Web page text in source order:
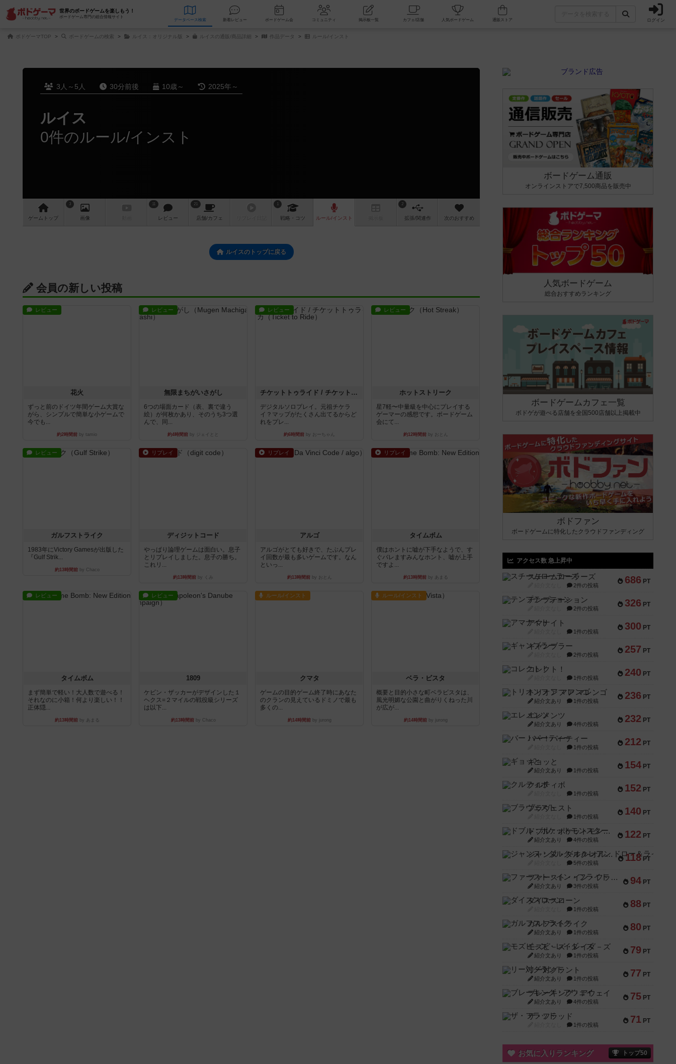
世界のボードゲームを楽しもう！
ボードゲーム専門の総合情報サイト
データベース 検索 新着レビュー ボードゲーム会 コミュニティ 掲示板一覧 カフェ/店舗 人気ボードゲーム ログイン
ボドゲーマTOP ボードゲームの検索 ルイス：オリジナル版 ルイスの通販/商品詳細 作品データ ルール/インスト
3人～5人 30分前後 10歳～ 2025年～
ルイス
0件のルール/インスト
ゲーム トップ
3
画像
11
レビュー
21
店舗/カフェ
1
戦略 ・コツ ルール/インスト
2
拡張/関連作 次のおすすめ
ルイスのトップに戻る
会員の新しい投稿
レビュー
花火
ずっと前のドイツ年間ゲーム大賞な
がら、シンプルで簡単な小ゲームで
今でも...
約2時間前 by tamio
レビュー
無限まちがいさがし
6つの場面カード（表、裏で違う
絵）が何枚かあり、そのうち3つ選
んで、同...
約4時間前 by ジェイとと
レビュー
チケットトゥライド / チケットトゥライドアメリカ
デジタルソロプレイ。元祖チケラ
イ？マップがたくさん出てるからど
れをプレ...
約6時間前 by おーちゃん
レビュー
ホットストリーク
星7軽〜中量級を中心にプレイする
ゲーマーの感想です。ボードゲーム
会にて...
約12時間前by おとん
レビュー
ガルフストライク
1983年にVictory Gamesが出版した
『Gulf Strik...
約13時間前by Chaco
リプレイ
ディジットコード
やっぱり論理ゲームは面白い。息子
とリプレイしました。息子の勝ち。
これリ...
約13時間前 by くみ
リプレイ
アルゴ
アルゴがとても好きで、たぶんプレ
イ回数が最も多いゲームです。なん
といっ...
約13時間前by おとん
リプレイ
タイムボム
僕はホントに嘘が下手なようで、す
ぐバレますみんなホント、嘘が上手
ですよ...
約13時間前by あまる
レビュー
タイムボム
まず簡単で軽い！大人数で遊べる！
それなのに小箱！何より楽しい！！
正体隠...
約13時間前by あまる
レビュー
1809
ケビン・ザッカーがデザインした１
ヘクス=２マイルの戦役級シリーズ
は以下...
約13時間前by Chaco
ルール/インスト
クマタ
ゲームの目的ゲーム終了時にあなた
のクランの見えているドミノで最も
多くの...
約14時間前by jurong
ルール/インスト
ベラ・ビスタ
概要と目的小さな町ベラビスタは、
風光明媚な公園と曲がりくねった川
が広が...
約14時間前by jurong
ボードゲーム通販
オンラインストアで7,500商品を販売中
人気ボードゲーム
総合おすすめランキング
ボードゲームカフェ一覧
ボドゲが遊べる店舗を全国500店舗以上掲載中
ボドファン
ボードゲームに特化したクラウドファンディング
アクセス数 急上昇中
686 PT
スチームローラーズ
2件の投稿
326 PT
テンプテーション
2件の投稿
300 PT
アマナイト
1件の投稿
257 PT
ギャンブラー
2件の投稿
240 PT
コレクト！
1件の投稿
236 PT
トリオンフ ア マレンゴ
紹介文あり 1件の投稿
232 PT
エレメンツ
紹介文あり 4件の投稿
212 PT
バー！パーティー
1件の投稿
154 PT
ギョッと
紹介文あり 1件の投稿
152 PT
クルティボ
1件の投稿
140 PT
ブラヴェスト
1件の投稿
122 PT
ドブル：ポケットモンスター
紹介文あり 4件の投稿
118 PT
ジャンヌ・ダルク-オルレアン ドロー＆ライト
5件の投稿
94 PT
ファースト・イン・フライト
紹介文あり 3件の投稿
88 PT
ダイススローン
1件の投稿
80 PT
ガルフストライク
紹介文あり 1件の投稿
79 PT
モズビ－ズ・レイダ－ズ
紹介文あり 1件の投稿
77 PT
リー対グラント
紹介文あり 1件の投稿
75 PT
ブレーキング・アウェイ
紹介文あり 4件の投稿
71 PT
ザ・フラッド
1件の投稿
お気に入りランキング トップ50